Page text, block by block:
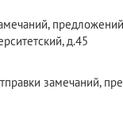
д.45
замечаний,